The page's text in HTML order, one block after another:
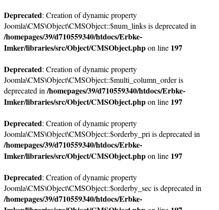
Deprecated: Creation of dynamic property
Joomla\CMS\Object\CMSObject::$num_links is deprecated in
/homepages/39/d710559340/htdocs/Erbke-
Imker/libraries/src/Object/CMSObject.phpon line 197
Deprecated: Creation of dynamic property
Joomla\CMS\Object\CMSObject::$multi_column_order is
deprecated in /homepages/39/d710559340/htdocs/Erbke-
Imker/libraries/src/Object/CMSObject.phpon line 197
Deprecated: Creation of dynamic property
Joomla\CMS\Object\CMSObject::$orderby_pri is deprecated in
/homepages/39/d710559340/htdocs/Erbke-
Imker/libraries/src/Object/CMSObject.phpon line 197
Deprecated: Creation of dynamic property
Joomla\CMS\Object\CMSObject::$orderby_sec is deprecated in
/homepages/39/d710559340/htdocs/Erbke-